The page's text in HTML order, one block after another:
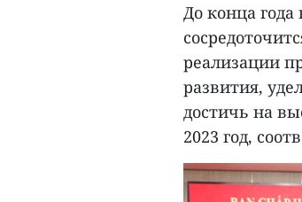
До конца
реализации
развития,
достичь на
2023 год,